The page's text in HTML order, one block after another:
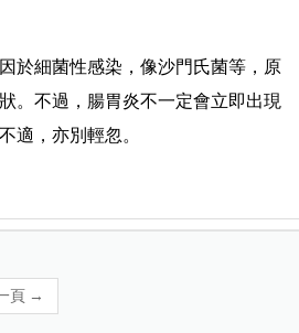
於細菌性感染，像沙門氏菌等，原
。不過，腸胃炎不一定會立即出現
適，亦別輕忽。
頁 →